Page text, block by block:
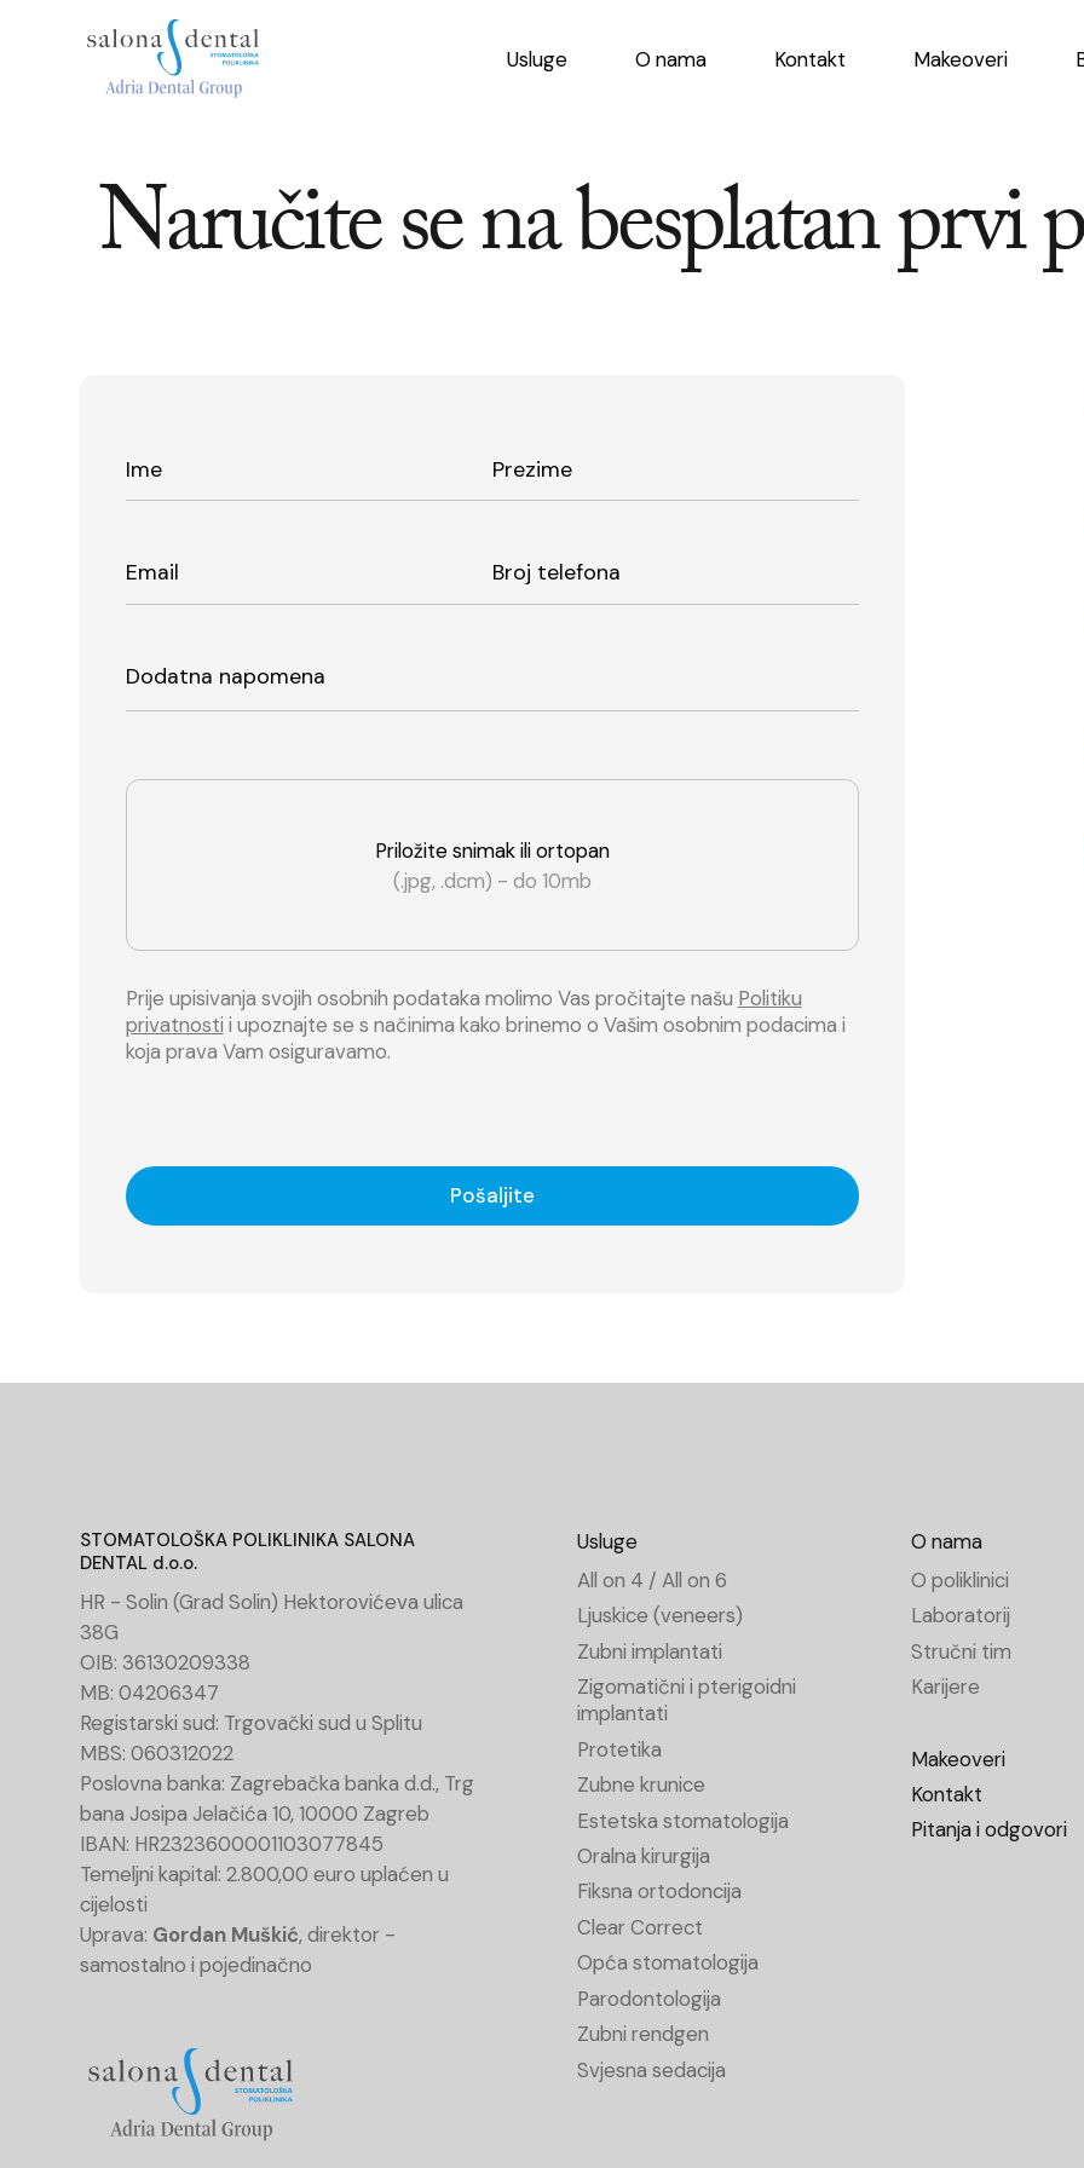
Usluge O nama Kontakt Makeoveri
Naručite se na besplatan prvi
Ime Prezime
Email Broj telefona
Dodatna napomena
Priložite snimak ili ortopan
(.jpg, .dcm) - do 10mb
Prije upisivanja svojih osobnih podataka molimo Vas pročitajte našu Politiku
privatnosti i upoznajte se s načinima kako brinemo o Vašim osobnim podacima i
koja prava Vam osiguravamo.
Pošaljite
STOMATOLOŠKA POLIKLINIKA SALONA
DENTAL d.o.o.
HR - Solin (Grad Solin) Hektorovićeva ulica
38G
OIB: 36130209338
MB: 04206347
Registarski sud: Trgovački sud u Splitu
MBS: 060312022
Poslovna banka: Zagrebačka banka d.d., Trg
bana Josipa Jelačića 10, 10000 Zagreb
IBAN: HR2323600001103077845
Temeljni kapital: 2.800,00 euro uplaćen u
cijelosti
Uprava: Gordan Muškić, direktor -
samostalno i pojedinačno
Usluge
All on 4 / All on 6
Ljuskice (veneers)
Zubni implantati
Zigomatični i pterigoidni
implantati
Protetika
Zubne krunice
Estetska stomatologija
Oralna kirurgija
Fiksna ortodoncija
Clear Correct
Opća stomatologija
Parodontologija
Zubni rendgen
Svjesna sedacija
O nama
O poliklinici
Laboratorij
Stručni tim
Karijere
Makeoveri
Kontakt
Pitanja i odgovori